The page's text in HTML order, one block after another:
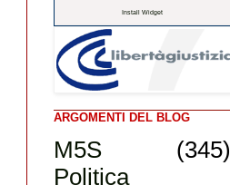
Install Widget
ARGOMENTI DEL BLOG
M5S
(345)
Politica